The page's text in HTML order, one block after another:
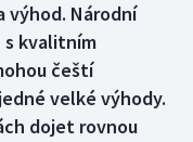
výhod. Národní
s kvalitním
čeští
velké výhody.
dojet rovnou